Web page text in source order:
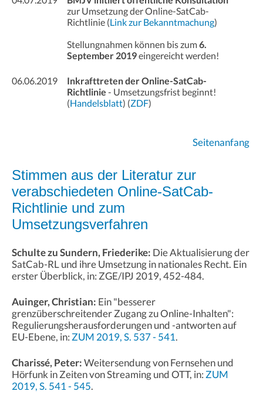
zur Umsetzung der Online-SatCab-
Richtlinie (Link zur Bekanntmachung)
Stellungnahmen können bis zum6.
September 2019eingereicht werden!
06.06.2019
Inkrafttreten der Online-SatCab-
Richtlinie - Umsetzungsfrist beginnt!
(Handelsblatt) (ZDF)
Seitenanfang
Stimmen aus der Literatur zur
verabschiedeten Online-SatCab-
Richtlinie und zum
Umsetzungsverfahren
Schulte zu Sundern, Friederike: Die Aktualisierung der
SatCab-RL und ihre Umsetzung in nationales Recht. Ein
erster Überblick, in: ZGE/IPJ 2019, 452-484.
Auinger, Christian: Ein "besserer
grenzüberschreitender Zugang zu Online-Inhalten":
Regulierungsherausforderungen und -antworten auf
EU-Ebene, in:ZUM 2019, S. 537 - 541.
Charissé, Peter:Weitersendung von Fernsehen und
Hörfunk in Zeiten von Streaming und OTT, in:ZUM
2019, S. 541 - 545.